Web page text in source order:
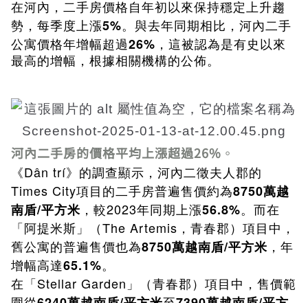
在河內，二手房價格自年初以來保持穩定上升趨
勢，每季度上漲5%。與去年同期相比，河內二手
公寓價格年增幅超過26% ，這被認為是有史以來
最高的增幅，根據相關機構的公佈。
河內二手房的價格平均上漲超過26% 。
《Dân trí》的調查顯示，河內二徵夫人郡的
Times City項目的二手房普遍售價約為8750萬越
南盾/平方米 ，較2023年同期上漲56.8%。而在
「阿提米斯」（The Artemis，青春郡）項目中，
舊公寓的普遍售價也為8750萬越南盾/平方米 ，年
增幅高達65.1%。
在「Stellar Garden」（青春郡）項目中，售價範